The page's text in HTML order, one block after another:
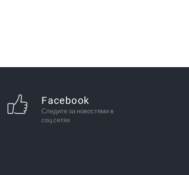
Facebook
Следите за новостями в
соц.сетях